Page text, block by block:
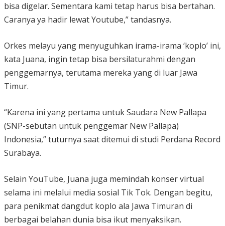
bisa digelar. Sementara kami tetap harus bisa bertahan.
Caranya ya hadir lewat Youtube,” tandasnya.
Orkes melayu yang menyuguhkan irama-irama ‘koplo’ ini,
kata Juana, ingin tetap bisa bersilaturahmi dengan
penggemarnya, terutama mereka yang di luar Jawa
Timur.
“Karena ini yang pertama untuk Saudara New Pallapa
(SNP-sebutan untuk penggemar New Pallapa)
Indonesia,” tuturnya saat ditemui di studi Perdana Record
Surabaya.
Selain YouTube, Juana juga memindah konser virtual
selama ini melalui media sosial Tik Tok. Dengan begitu,
para penikmat dangdut koplo ala Jawa Timuran di
berbagai belahan dunia bisa ikut menyaksikan.